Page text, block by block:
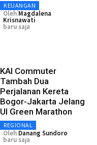
KEUANGAN
Oleh Magdalena
Krisnawati
baru saja
KAI Commuter
Tambah Dua
Perjalanan Kereta
Bogor-Jakarta Jelang
UI Green Marathon
REGIONAL
Oleh Danang Sundoro
baru saja